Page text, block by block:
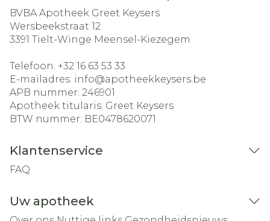
BVBA Apotheek Greet Keysers
Wersbeekstraat 12
3391 Tielt-Winge Meensel-Kiezegem
Telefoon: +32 16 63 53 33
E-mailadres: info@apotheekkeysers.be
APB nummer: 246901
Apotheek titularis: Greet Keysers
BTW nummer: BE0478620071
Klantenservice
FAQ
Uw apotheek